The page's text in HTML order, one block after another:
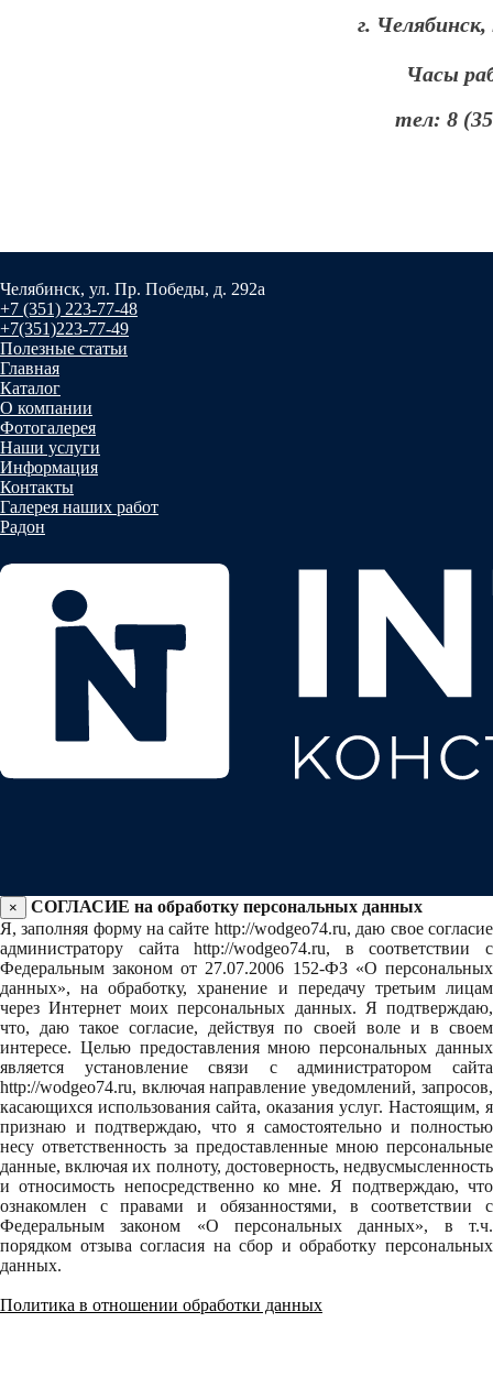
г.
Часы
тел: 8
Челябинск, ул. Пр. Победы, д. 292а
+7 (351) 223-77-48
+7(351)223-77-49
Полезные статьи
Главная
Каталог
О компании
Фотогалерея
Наши услуги
Информация
Контакты
Галерея наших работ
Радон
×
СОГЛАСИЕ на обработку персональных данных
Я, заполняя форму на сайте http://wodgeo74.ru, даю свое согласие
администратору сайта http://wodgeo74.ru, в соответствии с
Федеральным законом от 27.07.2006 152-ФЗ «О персональных
данных», на обработку, хранение и передачу третьим лицам
через Интернет моих персональных данных. Я подтверждаю,
что, даю такое согласие, действуя по своей воле и в своем
интересе. Целью предоставления мною персональных данных
является установление связи с администратором сайта
http://wodgeo74.ru, включая направление уведомлений, запросов,
касающихся использования сайта, оказания услуг. Настоящим, я
признаю и подтверждаю, что я самостоятельно и полностью
несу ответственность за предоставленные мною персональные
данные, включая их полноту, достоверность, недвусмысленность
и относимость непосредственно ко мне. Я подтверждаю, что
ознакомлен с правами и обязанностями, в соответствии с
Федеральным законом «О персональных данных», в т.ч.
порядком отзыва согласия на сбор и обработку персональных
данных.
Политика в отношении обработки данных